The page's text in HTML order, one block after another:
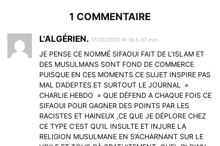
1 COMMENTAIRE
L'ALGÉRIEN. 17/10/2020 At 16 h 47 min
JE PENSE CE NOMMÉ SIFAOUI FAIT DE L’ISLAM ET
DES MUSULMANS SONT FOND DE COMMERCE
PUISQUE EN CES MOMENTS CE SUJET INSPIRE PAS
MAL D’ADEPTES ET SURTOUT LE JOURNAL »
CHARLIE HEBDO » QUE DÉFEND A CHAQUE FOIS CE
SIFAOUI POUR GAGNER DES POINTS PAR LES
RACISTES ET HAINEUX ,CE QUE JE DÉPLORE CHEZ
CE TYPE C’EST QU’IL INSULTE ET INJURE LA
RELIGION MUSULMANE EN S’ACHARNANT SUR LE